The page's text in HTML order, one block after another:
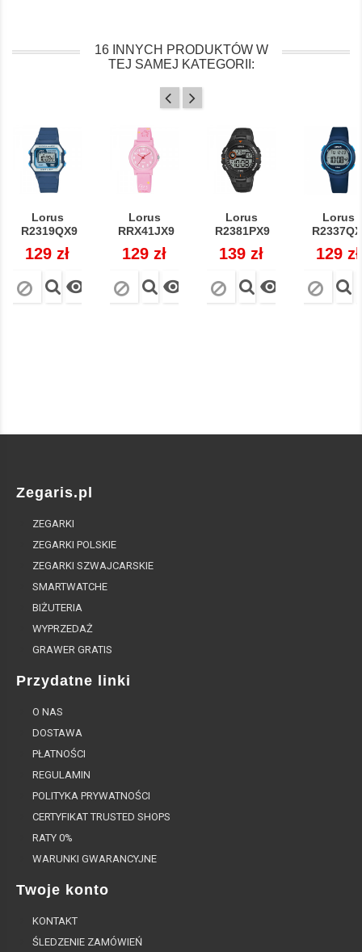
16 INNYCH PRODUKTÓW W
TEJ SAMEJ KATEGORII:
Lorus
R2319QX9
Cena
129 zł

Lorus
RRX41JX9
Cena
129 zł

Lorus
R2381PX9
Cena
139 zł

Lorus
Cena
129 zł
Zegaris.pl
ZEGARKI
ZEGARKI POLSKIE
ZEGARKI SZWAJCARSKIE
SMARTWATCHE
BIŻUTERIA
WYPRZEDAŻ
GRAWER GRATIS
Przydatne linki
O NAS
DOSTAWA
PŁATNOŚCI
REGULAMIN
POLITYKA PRYWATNOŚCI
CERTYFIKAT TRUSTED SHOPS
RATY 0%
WARUNKI GWARANCYJNE
Twoje konto
KONTAKT
ŚLEDZENIE ZAMÓWIEŃ